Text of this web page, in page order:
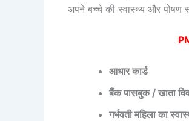
अपने बच्चे की स्वास्थ्य और
आधार कार्ड
बैंक पासबुक / खाता
गर्भवती महिला का